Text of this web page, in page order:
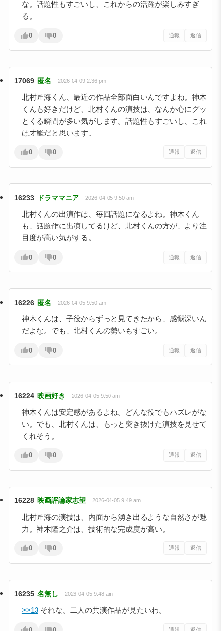
な。話題性もすごいし、これからの活躍が楽しみすぎ
る。
0 0 通報 返信
17069 匿名 2026-04-09 2:36 pm
北村匠海くん、最近の作品全部面白いんですよね。神木
くんも好きだけど、北村くんの演技は、なんか心にグッ
とくる瞬間が多い気がします。話題性もすごいし、これ
は才能だと思います。
0 0 通報 返信
16233 ドラママニア 2026-04-05 9:50 am
北村くんの出演作は、毎回話題になるよね。神木くん
も、話題作に出演してるけど、北村くんの方が、より注
目度が高い気がする。
0 0 通報 返信
16226 匿名 2026-04-05 9:50 am
神木くんは、子役からずっと見てきたから、感慨深いん
だよな。でも、北村くんの勢いもすごい。
0 0 通報 返信
16224 映画好き 2026-04-05 9:50 am
神木くんは安定感があるよね。どんな役でもハズレがな
い。でも、北村くんは、もっと突き抜けた演技を見せて
くれそう。
0 0 通報 返信
16228 映画評論家志望 2026-04-05 9:49 am
北村匠海の演技は、内面から湧き出るような自然さが魅
力。神木隆之介は、技術的な完成度が高い。
0 0 通報 返信
16235 名無し 2026-04-05 9:48 am
>>13それな。二人の共演作品が見たいわ。
通報 返信